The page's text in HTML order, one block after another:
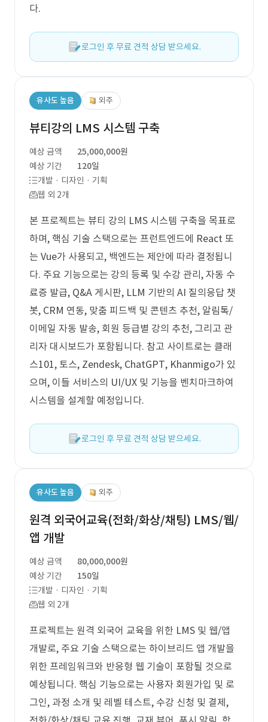
다.
로그인 후 무료 견적 상담 받으세요.
유사도 높음 외주
뷰티강의 LMS 시스템 구축
예상 금액
25,000,000원
예상 기간
120일
개발 · 디자인 · 기획
웹 외 2개
본 프로젝트는 뷰티 강의 LMS 시스템 구축을 목표로
하며, 핵심 기술 스택으로는 프런트엔드에 React 또
는 Vue가 사용되고, 백엔드는 제안에 따라 결정됩니
다. 주요 기능으로는 강의 등록 및 수강 관리, 자동 수
료증 발급, Q&A 게시판, LLM 기반의 AI 질의응답 챗
봇, CRM 연동, 맞춤 피드백 및 콘텐츠 추천, 알림톡/
이메일 자동 발송, 회원 등급별 강의 추천, 그리고 관
리자 대시보드가 포함됩니다. 참고 사이트로는 클래
스101, 토스, Zendesk, ChatGPT, Khanmigo가 있
으며, 이들 서비스의 UI/UX 및 기능을 벤치마크하여
시스템을 설계할 예정입니다.
로그인 후 무료 견적 상담 받으세요.
유사도 높음 외주
원격 외국어교육(전화/화상/채팅) LMS/웹/
앱 개발
예상 금액
80,000,000원
예상 기간
150일
개발 · 디자인 · 기획
웹 외 2개
프로젝트는 원격 외국어 교육을 위한 LMS 및 웹/앱
개발로, 주요 기술 스택으로는 하이브리드 앱 개발을
위한 프레임워크와 반응형 웹 기술이 포함될 것으로
예상됩니다. 핵심 기능으로는 사용자 회원가입 및 로
그인, 과정 소개 및 레벨 테스트, 수강 신청 및 결제,